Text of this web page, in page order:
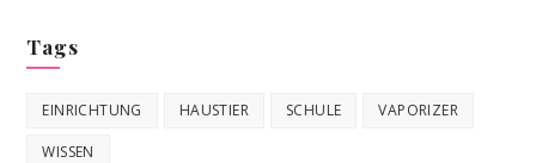
Tags
EINRICHTUNG HAUSTIER SCHULE VAPORIZER
WISSEN